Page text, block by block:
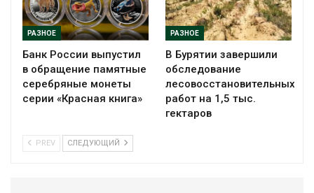
РАЗНОЕ
Банк России выпустил
в обращение памятные
серебряные монеты
серии «Красная книга»
РАЗНОЕ
В Бурятии завершили
обследование
лесовосстановительных
работ на 1,5 тыс.
гектаров
PREV СЛЕДУЮЩИЙ